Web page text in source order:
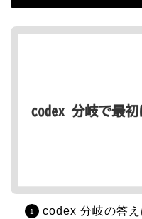
codex 分岐の答